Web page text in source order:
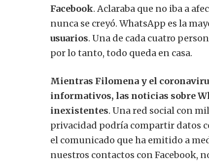
Facebook. Aclaraba que no iba a
nunca se creyó. WhatsApp es la
usuarios. Una de cada cuatro
por lo tanto, todo queda en casa.
Mientras Filomena y el
informativos, las noticias sobre
inexistentes. Una red social con
privacidad podría compartir datos
el comunicado que ha emitido a
nuestros contactos con Facebook,